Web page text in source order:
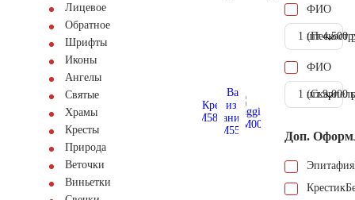
Лицевое
Обратное
Шрифты
Иконы
Ангелы
Святые
Храмы
Кресты
Природа
Веточки
Виньетки
ФИО
1 шт.4.500
ФИО
1 шт.9.000
Доп.
Эпитафия
Крестик